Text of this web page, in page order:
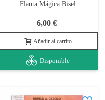
Flauta Mágica Bisel
6,00 €
Añadir al carrito
Disponible